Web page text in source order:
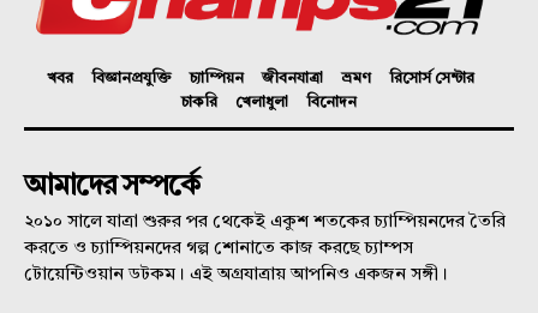
খবর বিজ্ঞানপ্রযুক্তি চ্যাম্পিয়ন জীবনযাত্রা ভ্রমণ
রিসোর্স সেন্টার
চাকরি
খেলাধুলা বিনোদন
আমাদের সম্পর্কে
২০১০ সালে যাত্রা শুরুর পর থেকেই একুশ শতকের চ্যাম্পিয়নদের তৈরি
করতে ও চ্যাম্পিয়নদের গল্প শোনাতে কাজ করছে চ্যাম্পস
টোয়েন্টিওয়ান ডটকম। এই অগ্রযাত্রায় আপনিও একজন সঙ্গী।